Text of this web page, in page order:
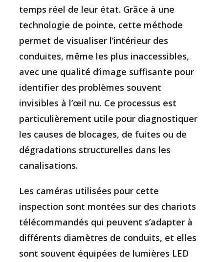
temps réel de leur état. Grâce à une
technologie de pointe, cette méthode
permet de visualiser l’intérieur des
conduites, même les plus inaccessibles,
avec une qualité d’image suffisante pour
identifier des problèmes souvent
invisibles à l’œil nu. Ce processus est
particulièrement utile pour diagnostiquer
les causes de blocages, de fuites ou de
dégradations structurelles dans les
canalisations.
Les caméras utilisées pour cette
inspection sont montées sur des chariots
télécommandés qui peuvent s’adapter à
différents diamètres de conduits, et elles
sont souvent équipées de lumières LED